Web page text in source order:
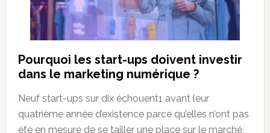
Pourquoi les start-ups doivent investir
dans le marketing numérique ?
Neuf start-ups sur dix échouent1 avant leur
quatrième année d’existence parce qu’elles n’ont pas
été en mesure de se tailler une place sur le marché,